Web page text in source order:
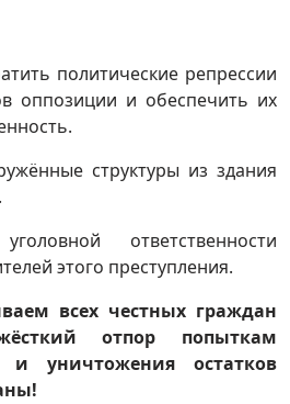
политические репрессии
оппозиции и обеспечить их
структуры из здания
ответственности
этого преступления.
всех честных граждан
отпор попыткам
и уничтожения остатков